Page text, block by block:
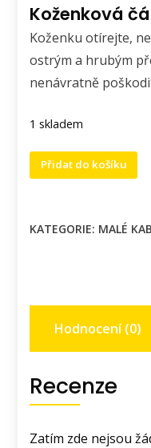
Koženková
Koženku otírejte,
ostrým a hrubým
nenávratně
1 skladem
Crossbody
kabelka
množství
Přidat do košíku
KATEGORIE: MALÉ
Hodnocení (0)
Recenze
Zatím zde nejsou